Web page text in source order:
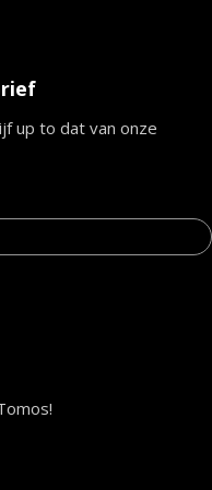
up to dat van onze